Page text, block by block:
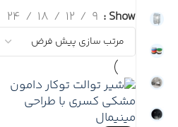
Show
9
12
18
24